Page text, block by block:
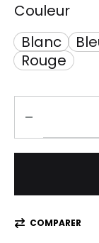
Couleur
Blanc
Rouge
COMPARER